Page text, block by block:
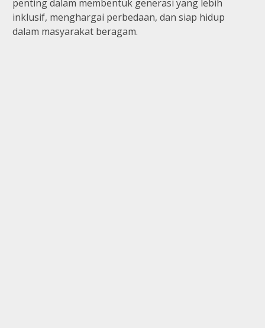
penting dalam membentuk generasi yang lebih
inklusif, menghargai perbedaan, dan siap hidup
dalam masyarakat beragam.